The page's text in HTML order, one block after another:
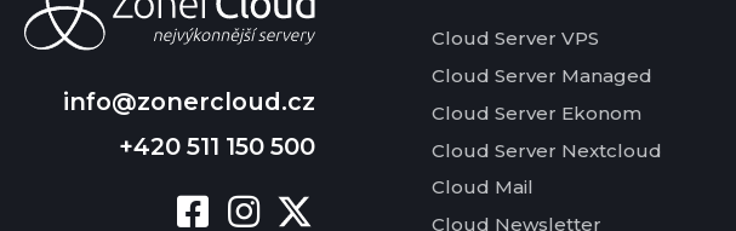
info@zonercloud.cz
+420 511 150 500
Cloud Server VPS
Cloud Server Managed
Cloud Server Ekonom
Cloud Server Nextcloud
Cloud Mail
Cloud Newsletter